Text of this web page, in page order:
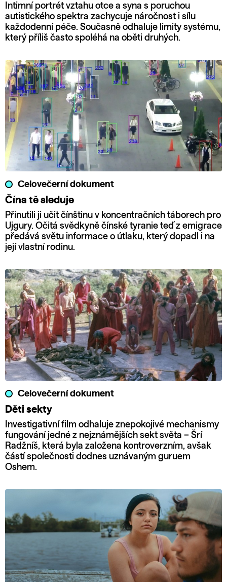
Intimní portrét vztahu otce a syna s poruchou
autistického spektra zachycuje náročnost i sílu
každodenní péče. Současně odhaluje limity systému,
který příliš často spoléhá na oběti druhých.
Celovečerní dokument
Čína tě sleduje
Přinutili ji učit čínštinu v koncentračních táborech pro
Ujgury. Očitá svědkyně čínské tyranie teď z emigrace
předává světu informace o útlaku, který dopadl i na
její vlastní rodinu.
Celovečerní dokument
Děti sekty
Investigativní film odhaluje znepokojivé mechanismy
fungování jedné z nejznámějších sekt světa – Šrí
Radžníš, která byla založena kontroverzním, avšak
částí společnosti dodnes uznávaným guruem
Oshem.